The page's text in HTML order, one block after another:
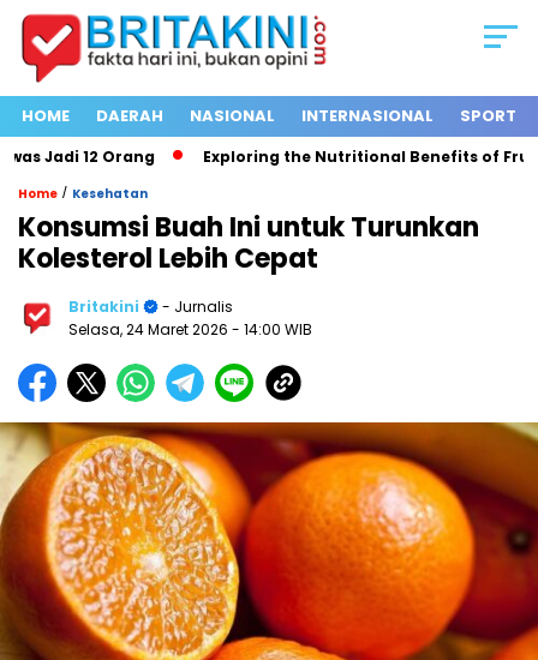
HOME DAERAH NASIONAL INTERNASIONAL SPORT
Jadi 12 Orang Exploring the Nutritional Benefits of Fruits
Home / Kesehatan
Konsumsi Buah Ini untuk Turunkan
Kolesterol Lebih Cepat
Britakini
- Jurnalis
Selasa, 24 Maret 2026 - 14:00 WIB